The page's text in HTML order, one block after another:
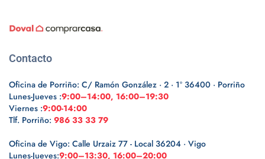
Contacto
Oficina de Porriño: C/ Ramón González · 2 · 1º 36400 · Porriño
Lunes-Jueves :9:00–14:00, 16:00–19:30
Viernes :9:00-14:00
Tlf. Porriño: 986 33 33 79
Oficina de Vigo: Calle Urzaiz 77 - Local 36204 · Vigo
Lunes-Jueves:9:00–13:30, 16:00–20:00